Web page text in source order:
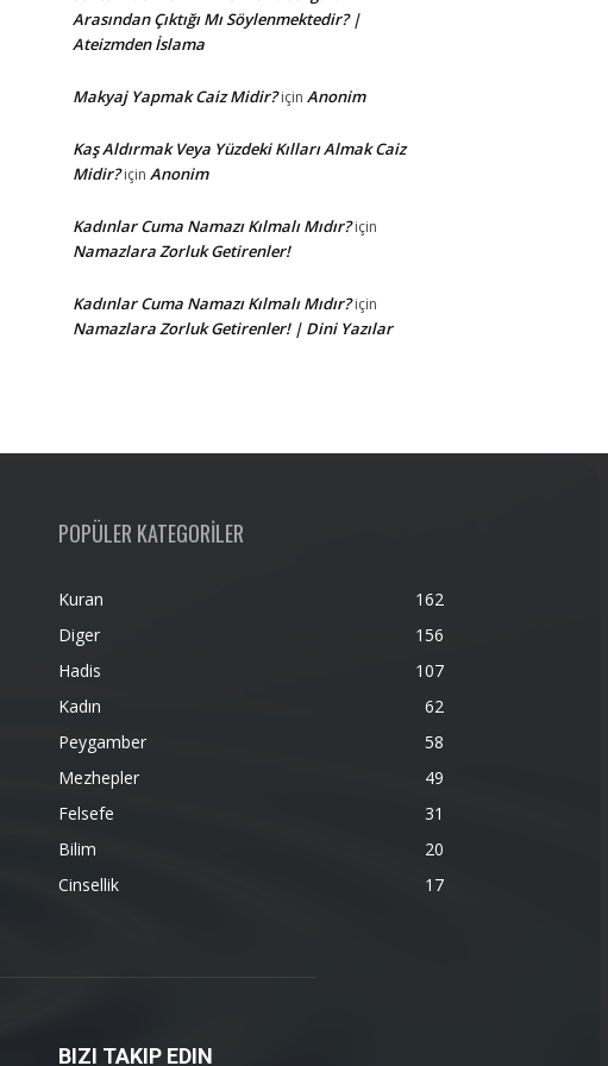
Arasından Çıktığı Mı Söylenmektedir? |
Ateizmden İslama
Makyaj Yapmak Caiz Midir?için Anonim
Kaş Aldırmak Veya Yüzdeki Kılları Almak Caiz
Midir?için Anonim
Kadınlar Cuma Namazı Kılmalı Mıdır?için
Namazlara Zorluk Getirenler!
Kadınlar Cuma Namazı Kılmalı Mıdır?için
Namazlara Zorluk Getirenler! | Dini Yazılar
POPÜLER KATEGORİLER
Kuran
162
Diger
156
Hadis
107
Kadın
62
Peygamber
58
Mezhepler
49
Felsefe
31
Bilim
20
Cinsellik
17
BIZI TAKIP EDIN